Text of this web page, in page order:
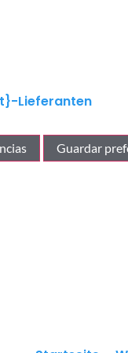
Lieferanten
Guardar